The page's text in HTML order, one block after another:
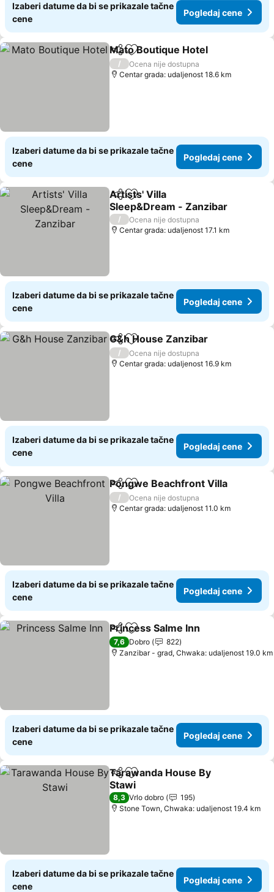
Izaberi datume da bi se prikazale tačne
cene
Pogledaj cene
Deli Dodati u favorite
Mato Boutique Hotel
/
Ocena nije dostupna
Centar grada: udaljenost 18.6 km
Izaberi datume da bi se prikazale tačne
cene
Pogledaj cene
Deli Dodati u favorite
Artists' Villa
Sleep&Dream - Zanzibar
/
Ocena nije dostupna
Centar grada: udaljenost 17.1 km
Izaberi datume da bi se prikazale tačne
cene
Pogledaj cene
Deli Dodati u favorite
G&h House Zanzibar
/
Ocena nije dostupna
Centar grada: udaljenost 16.9 km
Izaberi datume da bi se prikazale tačne
cene
Pogledaj cene
Deli Dodati u favorite
Pongwe Beachfront Villa
/
Ocena nije dostupna
Centar grada: udaljenost 11.0 km
Izaberi datume da bi se prikazale tačne
cene
Pogledaj cene
Deli Dodati u favorite
Princess Salme Inn
7,6 Dobro
822
Zanzibar - grad, Chwaka: udaljenost 19.0 km
Izaberi datume da bi se prikazale tačne
cene
Pogledaj cene
Deli Dodati u favorite
Tarawanda House By
Stawi
8,3 Vrlo dobro
195
Stone Town, Chwaka: udaljenost 19.4 km
Izaberi datume da bi se prikazale tačne
cene
Pogledaj cene